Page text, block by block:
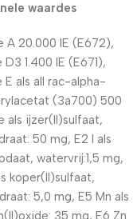
waardes
A 20.000 IE (E672),
1.400 IE (E671),
E als all rac-alpha-
(3a700) 500
als ijzer(II)sulfaat,
50 mg, E2 I als
watervrij:1,5 mg,
koper(II)sulfaat,
5,0 mg, E5 Mn als
35 mg, E6 Zn